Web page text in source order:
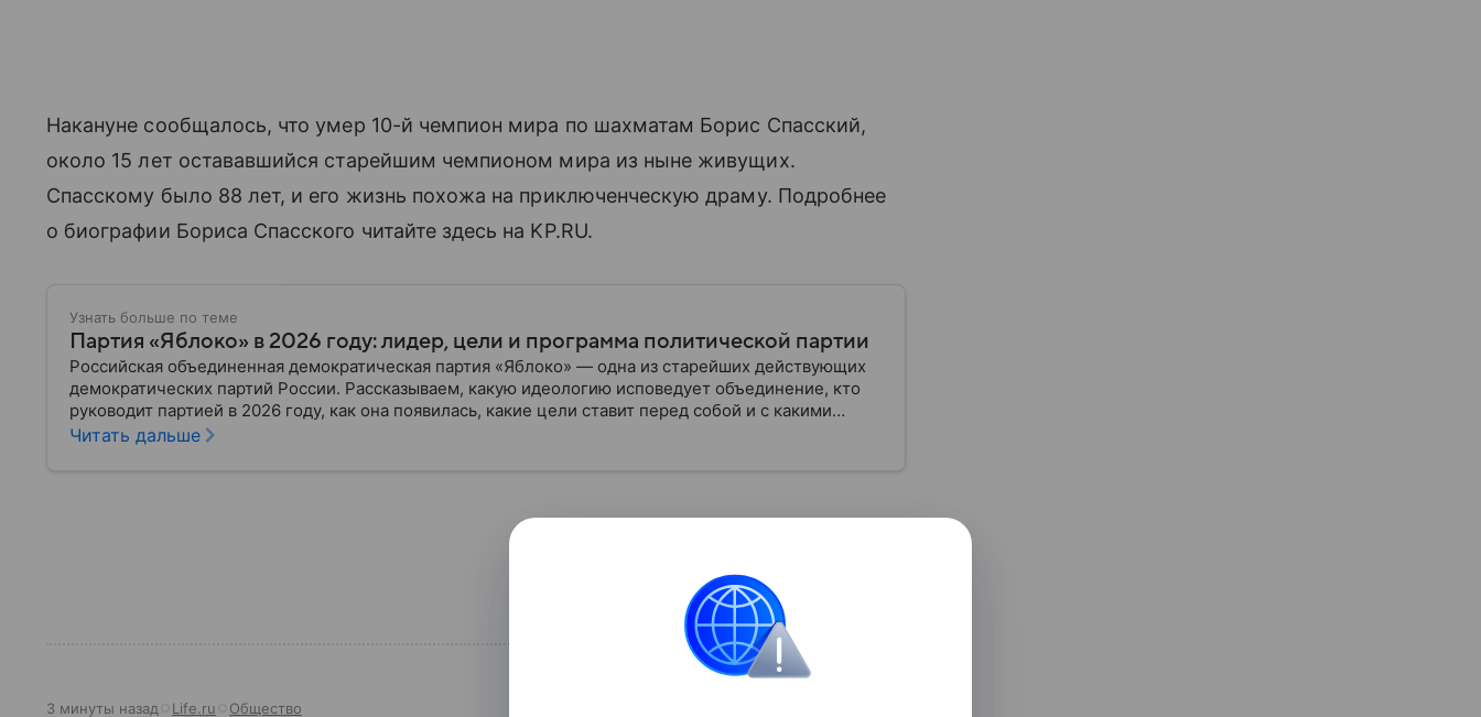
Накануне сообщалось, что умер 10-й чемпион мира по шахматам Борис Спасский,
около 15 лет остававшийся старейшим чемпионом мира из ныне живущих.
Спасскому было 88 лет, и его жизнь похожа на приключенческую драму. Подробнее
о биографии Бориса Спасского читайте здесь на KP.RU.
Узнать больше по теме
Партия «Яблоко» в 2026 году: лидер, цели и программа политической партии
Российская объединенная демократическая партия «Яблоко» — одна из старейших действующих
демократических партий России. Рассказываем, какую идеологию исповедует объединение, кто
руководит партией в 2026 году, как она появилась, какие цели ставит перед собой и с какими
результатами участвовала в федеральных выборах.
Читать дальше
3 минуты назад Life.ru Общество